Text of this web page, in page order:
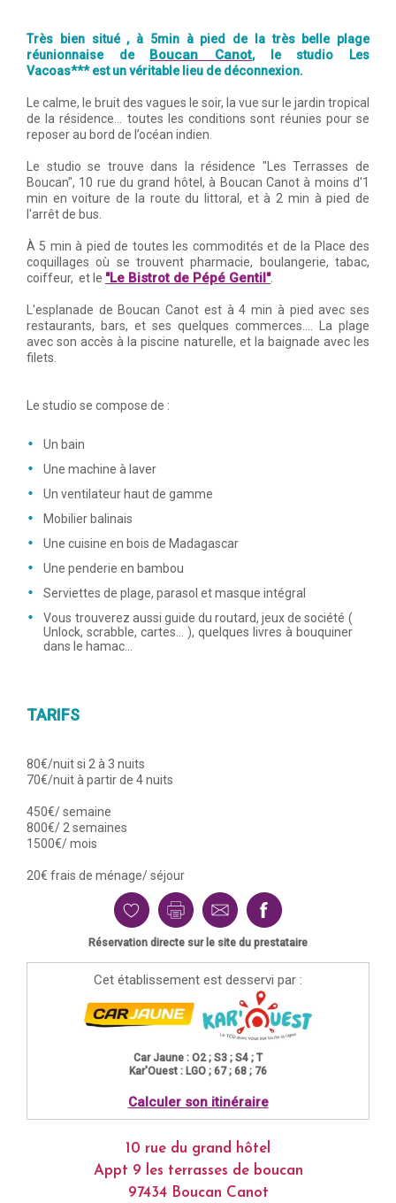
Très bien situé , à 5min à pied de la très belle plage
réunionnaise de Boucan Canot, le studio Les
Vacoas*** est un véritable lieu de déconnexion.
Le calme, le bruit des vagues le soir, la vue sur le jardin tropical
de la résidence… toutes les conditions sont réunies pour se
reposer au bord de l’océan indien.
Le studio se trouve dans la résidence "Les Terrasses de
Boucan", 10 rue du grand hôtel, à Boucan Canot à moins d'1
min en voiture de la route du littoral, et à 2 min à pied de
l'arrêt de bus.
À 5 min à pied de toutes les commodités et de la Place des
coquillages où se trouvent pharmacie, boulangerie, tabac,
coiffeur, et le "Le Bistrot de Pépé Gentil".
L'esplanade de Boucan Canot est à 4 min à pied avec ses
restaurants, bars, et ses quelques commerces.... La plage
avec son accès à la piscine naturelle, et la baignade avec les
filets.
Le studio se compose de :
Un bain
Une machine à laver
Un ventilateur haut de gamme
Mobilier balinais
Une cuisine en bois de Madagascar
Une penderie en bambou
Serviettes de plage, parasol et masque intégral
Vous trouverez aussi guide du routard, jeux de société (
Unlock, scrabble, cartes… ), quelques livres à bouquiner
dans le hamac…
TARIFS
80€/nuit si 2 à 3 nuits
70€/nuit à partir de 4 nuits
450€/ semaine
800€/ 2 semaines
1500€/ mois
20€ frais de ménage/ séjour
Réservation directe sur le site du prestataire
Cet établissement est desservi par :
Car Jaune : O2 ; S3 ; S4 ; T
Kar'Ouest : LGO ; 67 ; 68 ; 76
Calculer son itinéraire
10 rue du grand hôtel
Appt 9 les terrasses de boucan
97434 Boucan Canot